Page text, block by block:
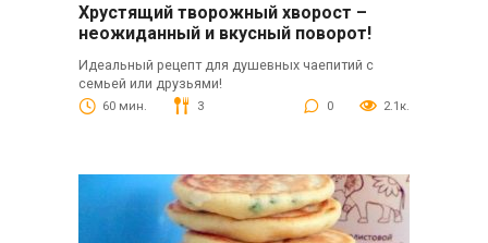
Хрустящий творожный хворост –
неожиданный и вкусный поворот!
Идеальный рецепт для душевных чаепитий с
семьей или друзьями!
60 мин. 3 0 2.1к.